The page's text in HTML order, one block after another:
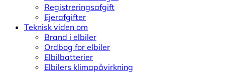
Registreringsafgift
Ejerafgifter
Teknisk viden om
Brand i elbiler
Ordbog for elbiler
Elbilbatterier
Elbilers klimapåvirkning